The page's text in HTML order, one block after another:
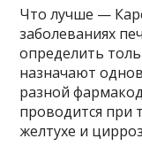
Что лучше —
заболеваниях
определить
назначают
разной
проводится при
желтухе и